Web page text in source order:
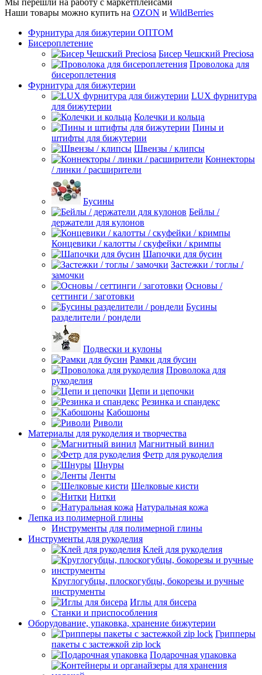
Наши товары можно купить на OZON и WildBerries
Фурнитура для бижутерии ОПТОМ
Бисероплетение
Бисер Чешский Preciosa
Проволока для
бисероплетения
Фурнитура для бижутерии
LUX фурнитура
для бижутерии
Колечки и кольца
Пины и
штифты для бижутерии
Швензы / клипсы
Коннекторы
/ линки / расширители
Бусины
Бейлы /
держатели для кулонов
Концевики / калотты / скуфейки / кримпы
Шапочки для бусин
Застежки / тоглы /
замочки
Основы /
сеттинги / заготовки
Бусины
разделители / рондели
Подвески и кулоны
Рамки для бусин
Проволока для
рукоделия
Цепи и цепочки
Резинка и спандекс
Кабошоны
Риволи
Материалы для рукоделия и творчества
Магнитный винил
Фетр для рукоделия
Шнуры
Ленты
Шелковые кисти
Нитки
Натуральная кожа
Лепка из полимерной глины
Инструменты для полимерной глины
Инструменты для рукоделия
Клей для рукоделия
Круглогубцы, плоскогубцы, бокорезы и ручные
инструменты
Иглы для бисера
Станки и приспособления
Оборудование, упаковка, хранение бижутерии
Грипперы
пакеты с застежкой zip lock
Подарочная упаковка